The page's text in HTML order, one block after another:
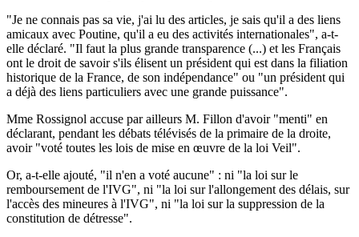
"Je ne connais pas sa vie, j'ai lu des articles, je sais qu'il a des liens
amicaux avec Poutine, qu'il a eu des activités internationales", a-t-
elle déclaré. "Il faut la plus grande transparence (...) et les Français
ont le droit de savoir s'ils élisent un président qui est dans la filiation
historique de la France, de son indépendance" ou "un président qui
a déjà des liens particuliers avec une grande puissance".
Mme Rossignol accuse par ailleurs M. Fillon d'avoir "menti" en
déclarant, pendant les débats télévisés de la primaire de la droite,
avoir "voté toutes les lois de mise en œuvre de la loi Veil".
Or, a-t-elle ajouté, "il n'en a voté aucune" : ni "la loi sur le
remboursement de l'IVG", ni "la loi sur l'allongement des délais, sur
l'accès des mineures à l'IVG", ni "la loi sur la suppression de la
constitution de détresse".